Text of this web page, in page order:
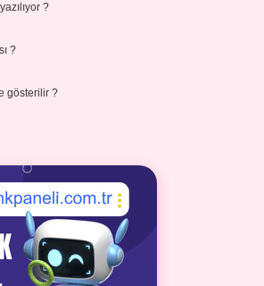
?
?
gösterilir ?